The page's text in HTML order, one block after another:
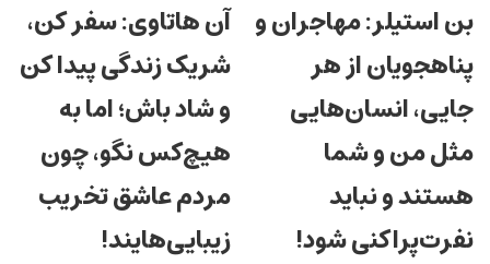
بن استیلر: مهاجران و
پناهجویان از هر
جایی، انسان‌هایی
مثل من و شما
هستند و نباید
نفرت‌پراکنی شود!
آن‌ هاتاوی: سفر کن،
شریک زندگی پیدا کن
و شاد باش؛ اما به
هیچ‌کس نگو، چون
مردم عاشق تخریب
زیبایی‌هایند!